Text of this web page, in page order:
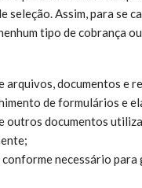
seleção. Assim, para se
tipo de cobrança
arquivos, documentos e
de formulários e
outros documentos
necessário